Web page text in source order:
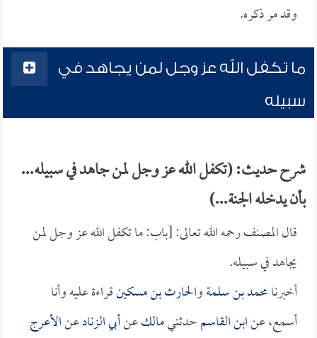
وقد مر ذكره.
ما تكفل الله عز وجل لمن يجاهد في
سبيله
شرح حديث: (تكفل الله عز وجل لمن جاهد في سبيله...
بأن يدخله الجنة...)
قال المصنف رحمه الله تعالى: [باب: ما تكفل الله عز وجل لمن
يجاهد في سبيله.
أخبرنامحمد بن سلمةوالحارث بن مسكينقراءة عليه وأنا
أسمع، عنابن القاسمحدثنيمالكعنأبي الزنادعنالأعرج